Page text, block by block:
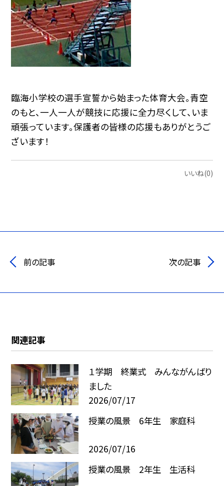
臨海小学校の選手宣誓から始まった体育大会。青空
のもと、一人一人が競技に応援に全力尽くして、いま
頑張っています。保護者の皆様の応援もありがとうご
ざいます！
いいね(0)
前の記事 次の記事
関連記事
１学期 終業式 みんながんばり
ました
2026/07/17
授業の風景 6年生 家庭科
2026/07/16
授業の風景 2年生 生活科